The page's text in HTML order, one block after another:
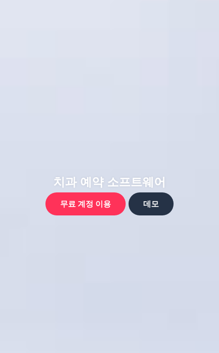
치과 예약 소프트웨어
무료 계정 이용 데모